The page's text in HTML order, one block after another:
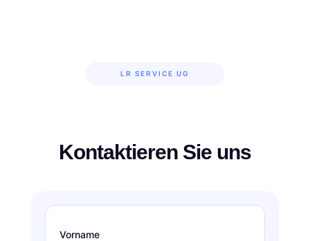
LR SERVICE UG
Kontaktieren Sie uns
Vorname